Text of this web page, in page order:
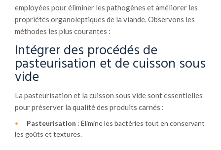
employées pour éliminer les pathogènes et améliorer les
propriétés organoleptiques de la viande. Observons les
méthodes les plus courantes :
Intégrer des procédés de
pasteurisation et de cuisson sous
vide
La pasteurisation et la cuisson sous vide sont essentielles
pour préserver la qualité des produits carnés :
Pasteurisation : Élimine les bactéries tout en conservant
les goûts et textures.